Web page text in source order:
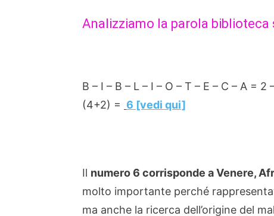
Analizziamo la parola
B – I – B – L – I – O – T – E – C – A = 2
(4+2) = 6 [vedi qui]
Il numero 6 corrisponde a Venere,
molto importante perché
ma anche la ricerca dell’origine del